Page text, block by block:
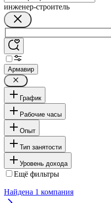
инженер-строитель
Армавир
График
Рабочие часы
Опыт
Тип занятости
Уровень дохода
Ещё фильтры
Найдена 1 компания